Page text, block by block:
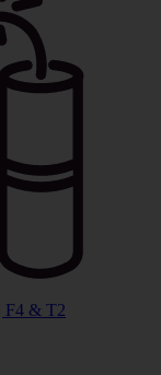
& T2